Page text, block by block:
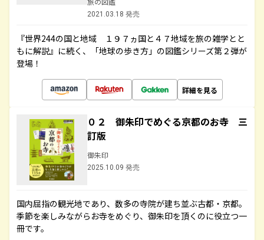
2021.03.18 発売
『世界244の国と地域 １９７ヵ国と４７地域を旅の雑学とと
もに解説』に続く、「地球の歩き方」の図鑑シリーズ第２弾が
登場！
詳細を見る
０２ 御朱印でめぐる京都のお寺 三
訂版
御朱印
2025.10.09 発売
国内屈指の観光地であり、数多の寺院が建ち並ぶ古都・京都。
季節を楽しみながらお寺をめぐり、御朱印を頂くのに役立つ一
冊です。